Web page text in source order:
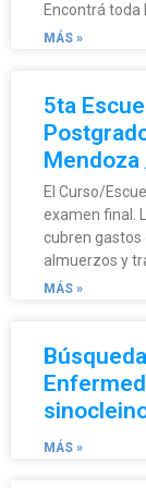
Encontrá toda
MÁS »
5ta
El Curso/
examen final.
cubren gastos
almuerzos y
MÁS »
MÁS »